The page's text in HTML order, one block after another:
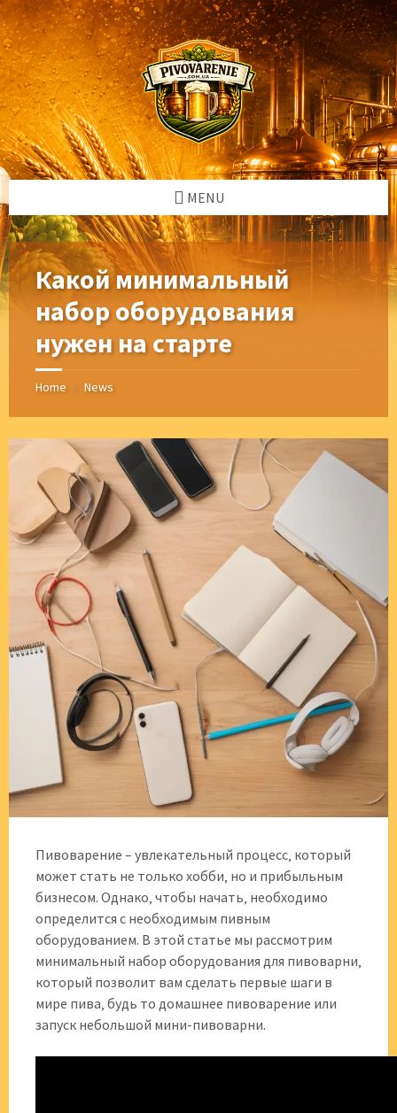
Skip
to
content
Skip
to
left
sidebar
Skip
to
right
sidebar
Skip
to
footer
MENU
Какой минимальный
набор оборудования
нужен на старте
Home / News
Пивоварение – увлекательный процесс‚ который
может стать не только хобби‚ но и прибыльным
бизнесом. Однако‚ чтобы начать‚ необходимо
определится с необходимым пивным
оборудованием. В этой статье мы рассмотрим
минимальный набор оборудования для пивоварни‚
который позволит вам сделать первые шаги в
мире пива‚ будь то домашнее пивоварение или
запуск небольшой мини-пивоварни.